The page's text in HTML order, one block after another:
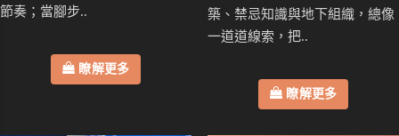
節奏；當腳步..
瞭解更多
築、禁忌知識與地下組織，總像
一道道線索，把..
瞭解更多